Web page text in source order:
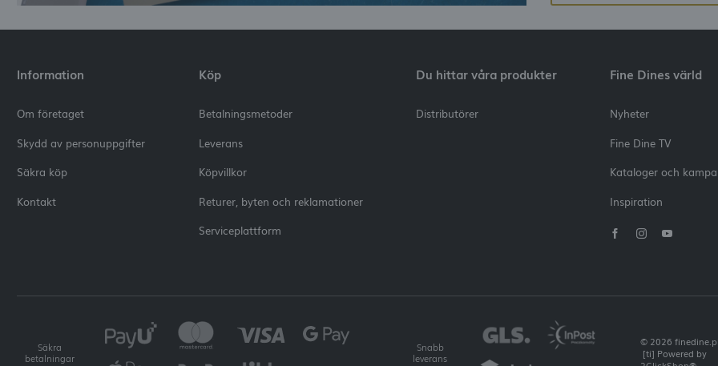
Information
Om företaget
Skydd av personuppgifter
Säkra köp
Kontakt
Köp
Betalningsmetoder
Leverans
Köpvillkor
Returer, byten och reklamationer
Serviceplattform
Du hittar våra produkter
Distributörer
Fine Dines värld
Nyheter
Fine Dine TV
Kataloger och
Inspiration
Säkra
betalningar
Snabb
leverans
© 2026
[ti] Powered by